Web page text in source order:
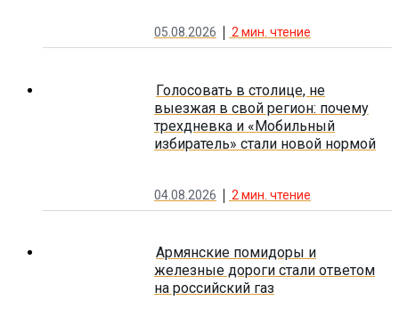
05.08.2026 2мин. чтение
Голосовать в столице, не
выезжая в свой регион: почему
трехдневка и «Мобильный
избиратель» стали новой нормой
04.08.2026 2 мин. чтение
Армянские помидоры и
железные дороги стали ответом
на российский газ